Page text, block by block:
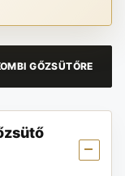
GŐZSÜTŐRE